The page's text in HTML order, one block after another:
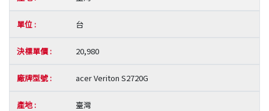
台
20,980
acer Veriton S2720G
臺灣